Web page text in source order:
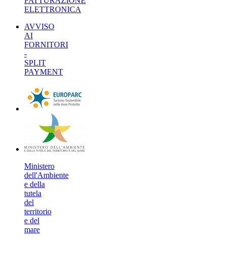
ELETTRONICA
AVVISO
AI
FORNITORI
-
SPLIT
PAYMENT
Ministero
dell'Ambiente
e della
tutela
del
territorio
e del
mare